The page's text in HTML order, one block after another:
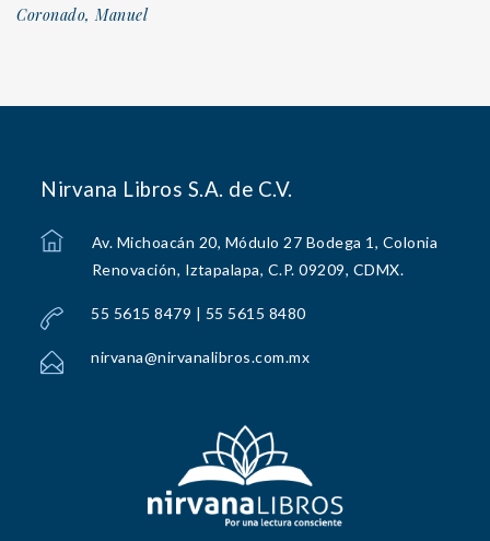
Coronado, Manuel
Nirvana Libros S.A. de C.V.
Av. Michoacán 20, Módulo 27 Bodega 1, Colonia
Renovación, Iztapalapa, C.P. 09209, CDMX.
55 5615 8479 | 55 5615 8480
nirvana@nirvanalibros.com.mx